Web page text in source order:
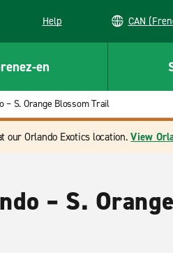
new window
Help CAN
en
– S. Orange Blossom Trail
our Orlando Exotics location.View
– S.